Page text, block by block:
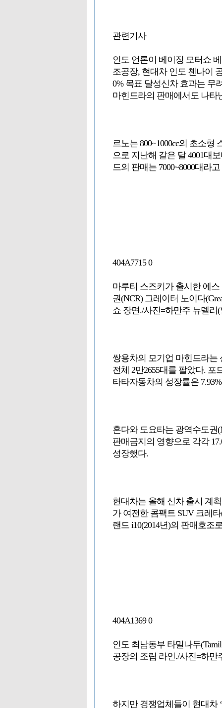
관련기사
인도 언론이 베이징 모터쇼
조공장, 현대차 인도 첸나이
0% 목표 달성신차 효과는 무
마힌드라의 판매에서도 나타
르노는 800~1000cc의 초소형
으로 지난해 같은 달 4001대
드의 판매는 7000~8000대라
404A7715 0
마루티 스즈키가 출시한 에스
권(NCR) 그레이터 노이다
쇼 장면./사진=하만주 뉴델리
쌍용차의 모기업 마힌드라는
전체 2만2655대를 팔았다. 포
타타자동차의 성장률은
혼다와 도요타는 광역수도권
판매금지의 영향으로 각각
성장했다.
현대차는 올해 신차 출시 계
가 여전한 콤팩트 SUV 크레타
랜드 i10(2014년)의 판매호조
404A1369 0
인도 최남동부 타밀나두
공장의 조립 라인./사진=하만
하지만 경쟁업체들이 현대차